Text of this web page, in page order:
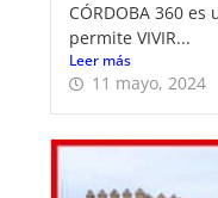
CÓRDOBA 360
permite VIVIR...
Leer más
11 mayo, 2024